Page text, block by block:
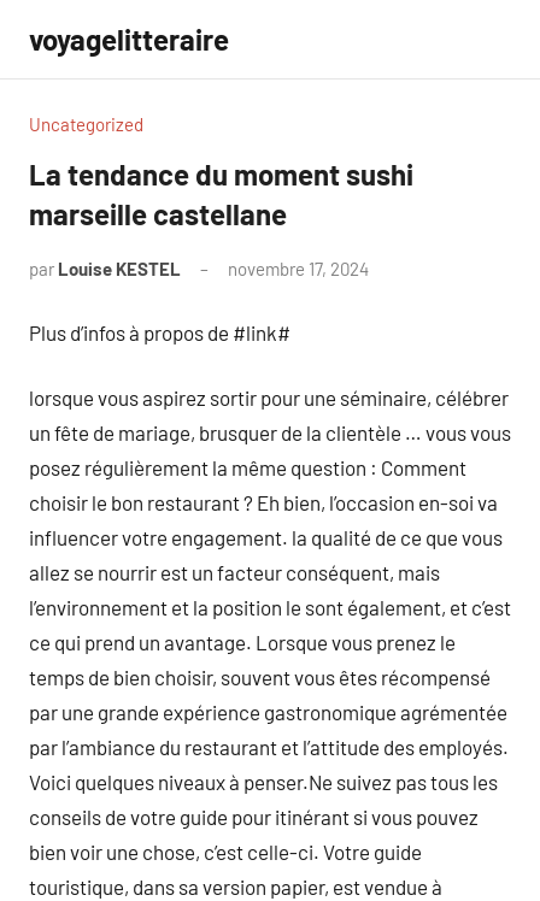
contenu
voyagelitteraire
Uncategorized
La tendance du moment sushi
marseille castellane
par Louise KESTEL novembre 17, 2024
Plus d’infos à propos de #link#
lorsque vous aspirez sortir pour une séminaire, célébrer
un fête de mariage, brusquer de la clientèle … vous vous
posez régulièrement la même question : Comment
choisir le bon restaurant ? Eh bien, l’occasion en-soi va
influencer votre engagement. la qualité de ce que vous
allez se nourrir est un facteur conséquent, mais
l’environnement et la position le sont également, et c’est
ce qui prend un avantage. Lorsque vous prenez le
temps de bien choisir, souvent vous êtes récompensé
par une grande expérience gastronomique agrémentée
par l’ambiance du restaurant et l’attitude des employés.
Voici quelques niveaux à penser.Ne suivez pas tous les
conseils de votre guide pour itinérant si vous pouvez
bien voir une chose, c’est celle-ci. Votre guide
touristique, dans sa version papier, est vendue à